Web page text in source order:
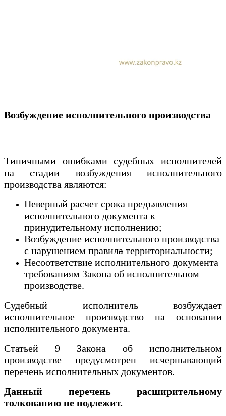
Возбуждение исполнительного производства
Типичными ошибками судебных исполнителей
на стадии возбуждения исполнительного
производства являются:
Неверный расчет срока предъявления
исполнительного документа к
принудительному исполнению;
Возбуждение исполнительного производства
с нарушением правила территориальности;
Несоответствие исполнительного документа
требованиям Закона об исполнительном
производстве.
Судебный исполнитель возбуждает
исполнительное производство на основании
исполнительного документа.
Статьей 9 Закона об исполнительном
производстве предусмотрен исчерпывающий
перечень исполнительных документов.
Данный перечень расширительному
толкованию не подлежит.